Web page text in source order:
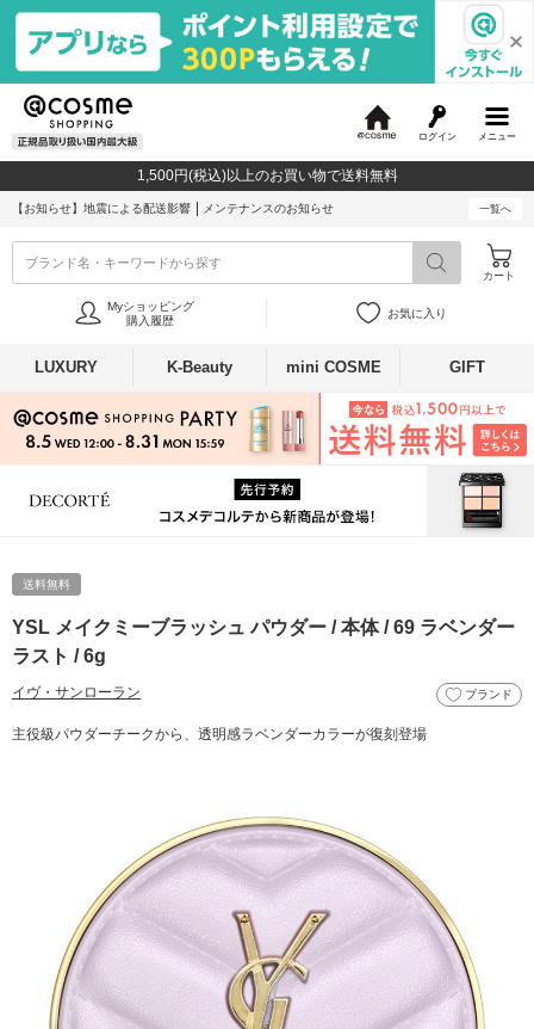
メニュー
ログイン
c
o
1,500円(税込)以上のお買い物で送料無料
【お知らせ】 地震による配送影響 メンテナンスのお知らせ 一覧へ
ブランド名・キーワードから探す
カート
Myショッピング
購入履歴
お気に入り
LUXURY K-Beauty mini COSME GIFT
送料無料
YSL メイクミーブラッシュ パウダー / 本体 / 69 ラベンダー
ラスト / 6g
イヴ・サンローラン ブランド
主役級パウダーチークから、透明感ラベンダーカラーが復刻登場